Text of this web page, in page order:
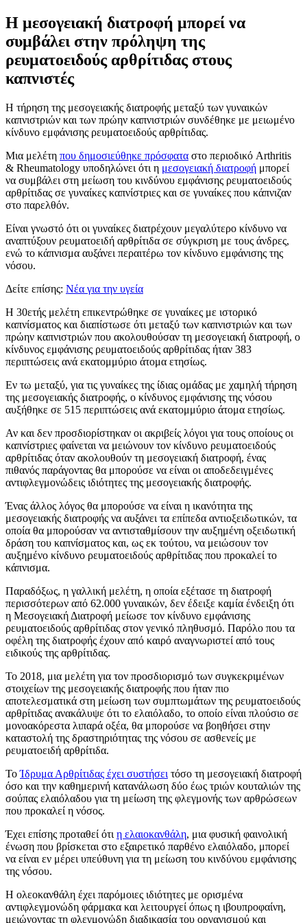
Η μεσογειακή διατροφή μπορεί να
συμβάλει στην πρόληψη της
ρευματοειδούς αρθρίτιδας στους
καπνιστές
Η τήρηση της μεσογειακής διατροφής μεταξύ των γυναικών
καπνιστριών και των πρώην καπνιστριών συνδέθηκε με μειωμένο
κίνδυνο εμφάνισης ρευματοειδούς αρθρίτιδας.
Μια μελέτη που δημοσιεύθηκε πρόσφατα στο περιοδικό Arthritis
& Rheumatology υποδηλώνει ότι η μεσογειακή διατροφή μπορεί
να συμβάλει στη μείωση του κινδύνου εμφάνισης ρευματοειδούς
αρθρίτιδας σε γυναίκες καπνίστριες και σε γυναίκες που κάπνιζαν
στο παρελθόν.
Είναι γνωστό ότι οι γυναίκες διατρέχουν μεγαλύτερο κίνδυνο να
αναπτύξουν ρευματοειδή αρθρίτιδα σε σύγκριση με τους άνδρες,
ενώ το κάπνισμα αυξάνει περαιτέρω τον κίνδυνο εμφάνισης της
νόσου.
Δείτε επίσης: Νέα για την υγεία
Η 30ετής μελέτη επικεντρώθηκε σε γυναίκες με ιστορικό
καπνίσματος και διαπίστωσε ότι μεταξύ των καπνιστριών και των
πρώην καπνιστριών που ακολουθούσαν τη μεσογειακή διατροφή, ο
κίνδυνος εμφάνισης ρευματοειδούς αρθρίτιδας ήταν 383
περιπτώσεις ανά εκατομμύριο άτομα ετησίως.
Εν τω μεταξύ, για τις γυναίκες της ίδιας ομάδας με χαμηλή τήρηση
της μεσογειακής διατροφής, ο κίνδυνος εμφάνισης της νόσου
αυξήθηκε σε 515 περιπτώσεις ανά εκατομμύριο άτομα ετησίως.
Αν και δεν προσδιορίστηκαν οι ακριβείς λόγοι για τους οποίους οι
καπνίστριες φαίνεται να μειώνουν τον κίνδυνο ρευματοειδούς
αρθρίτιδας όταν ακολουθούν τη μεσογειακή διατροφή, ένας
πιθανός παράγοντας θα μπορούσε να είναι οι αποδεδειγμένες
αντιφλεγμονώδεις ιδιότητες της μεσογειακής διατροφής.
Ένας άλλος λόγος θα μπορούσε να είναι η ικανότητα της
μεσογειακής διατροφής να αυξάνει τα επίπεδα αντιοξειδωτικών, τα
οποία θα μπορούσαν να αντισταθμίσουν την αυξημένη οξειδωτική
δράση του καπνίσματος και, ως εκ τούτου, να μειώσουν τον
αυξημένο κίνδυνο ρευματοειδούς αρθρίτιδας που προκαλεί το
κάπνισμα.
Παραδόξως, η γαλλική μελέτη, η οποία εξέτασε τη διατροφή
περισσότερων από 62.000 γυναικών, δεν έδειξε καμία ένδειξη ότι
η Μεσογειακή Διατροφή μείωσε τον κίνδυνο εμφάνισης
ρευματοειδούς αρθρίτιδας στον γενικό πληθυσμό. Παρόλο που τα
οφέλη της διατροφής έχουν από καιρό αναγνωριστεί από τους
ειδικούς της αρθρίτιδας.
Το 2018, μια μελέτη για τον προσδιορισμό των συγκεκριμένων
στοιχείων της μεσογειακής διατροφής που ήταν πιο
αποτελεσματικά στη μείωση των συμπτωμάτων της ρευματοειδούς
αρθρίτιδας ανακάλυψε ότι το ελαιόλαδο, το οποίο είναι πλούσιο σε
μονοακόρεστα λιπαρά οξέα, θα μπορούσε να βοηθήσει στην
καταστολή της δραστηριότητας της νόσου σε ασθενείς με
ρευματοειδή αρθρίτιδα.
ΤοΊδρυμα Αρθρίτιδας έχει συστήσει τόσο τη μεσογειακή διατροφή
όσο και την καθημερινή κατανάλωση δύο έως τριών κουταλιών της
σούπας ελαιόλαδου για τη μείωση της φλεγμονής των αρθρώσεων
που προκαλεί η νόσος.
Έχει επίσης προταθεί ότι η ελαιοκανθάλη, μια φυσική φαινολική
ένωση που βρίσκεται στο εξαιρετικό παρθένο ελαιόλαδο, μπορεί
να είναι εν μέρει υπεύθυνη για τη μείωση του κινδύνου εμφάνισης
της νόσου.
Η ολεοκανθάλη έχει παρόμοιες ιδιότητες με ορισμένα
αντιφλεγμονώδη φάρμακα και λειτουργεί όπως η ιβουπροφαίνη,
μειώνοντας τη φλεγμονώδη διαδικασία του οργανισμού και